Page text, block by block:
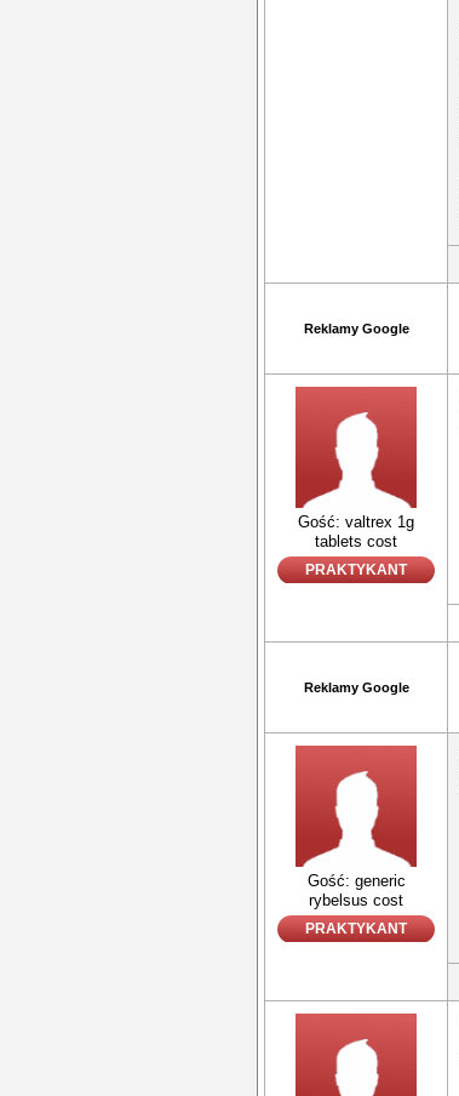
Reklamy Google
Gość: valtrex 1g
tablets cost
PRAKTYKANT
Reklamy Google
Gość: generic
rybelsus cost
PRAKTYKANT